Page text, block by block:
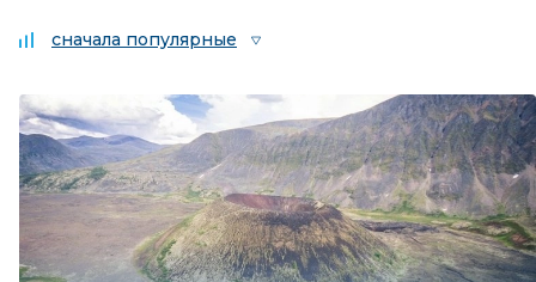
сначала популярные